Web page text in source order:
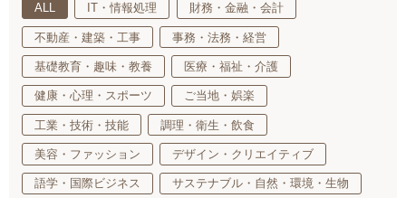
ALL IT・情報処理 財務・金融・会計
不動産・建築・工事 事務・法務・経営
基礎教育・趣味・教養 医療・福祉・介護
健康・心理・スポーツ ご当地・娯楽
工業・技術・技能 調理・衛生・飲食
美容・ファッション デザイン・クリエイティブ
語学・国際ビジネス サステナブル・自然・環境・生物